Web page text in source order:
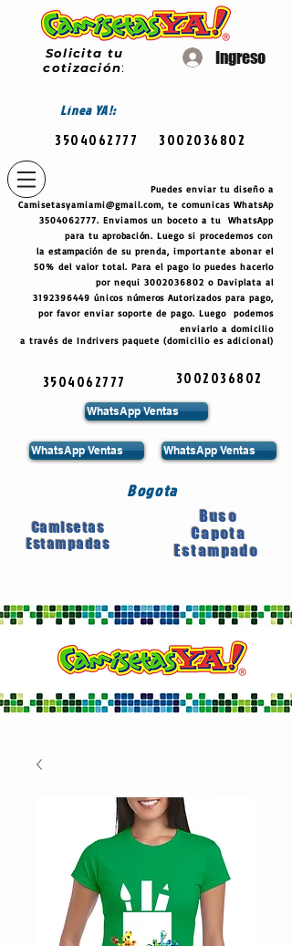
Solicita tu
cotización:
Ingreso
LíneaYA!:
3504062777 3002036802
Puedes enviar tu diseño a
Camisetasyamiami@gmail.com, te comunicas WhatsAp
3504062777. Enviamos un boceto a tu WhatsApp
para tu aprobación. Luego si procedemos con
laestampación de su prenda, importante abonar el
50% del valor total. Para el pago lo puedes hacerlo
por nequi 3002036802 o Daviplata al
3192396449 únicos números Autorizados para pago,
por favor enviar soporte de pago. Luego podemos
enviarlo a domicilio
a través de Indrivers paquete (domicilio es adicional)
3504062777 3002036802
WhatsApp Ventas
WhatsApp Ventas WhatsApp Ventas
Bogota
Camisetas
Estampadas
Buso
Capota
Estampado